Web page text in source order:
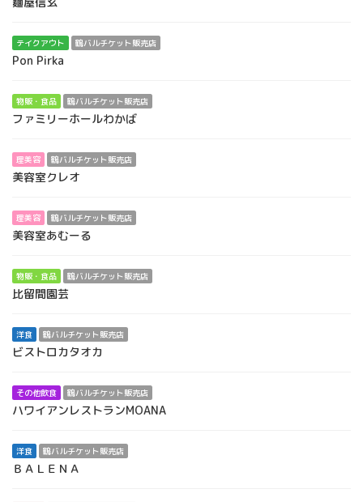
テイクアウト 鶴バルチケット販売店
Pon Pirka
物販・食品 鶴バルチケット販売店
ファミリーホールわかば
理美容 鶴バルチケット販売店
美容室クレオ
理美容 鶴バルチケット販売店
美容室あむーる
物販・食品 鶴バルチケット販売店
比留間園芸
洋食 鶴バルチケット販売店
ビストロカタオカ
その他飲食 鶴バルチケット販売店
ハワイアンレストランMOANA
洋食 鶴バルチケット販売店
ＢＡＬＥＮＡ